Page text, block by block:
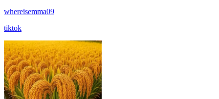
whereisemma09
tiktok